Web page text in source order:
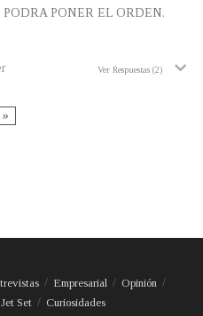
PODRA PONER EL ORDEN.
Ver Respuestas (2)
Empresarial
Opinión
Jet Set Curiosidades